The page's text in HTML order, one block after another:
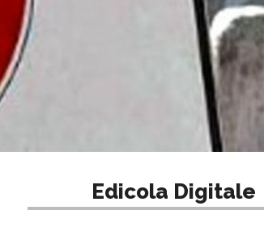
Edicola Digitale